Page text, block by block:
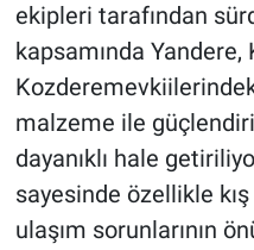
ekipleri tarafından
kapsamında Yandere,
malzeme ile
dayanıklı hale
sayesinde özellikle
ulaşım sorunlarının